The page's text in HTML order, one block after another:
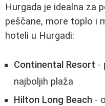
Hurgada je idealna za
peščane, more toplo i
hoteli u Hurgadi:
Continental Resort -
najboljih plaža
Hilton Long Beach -